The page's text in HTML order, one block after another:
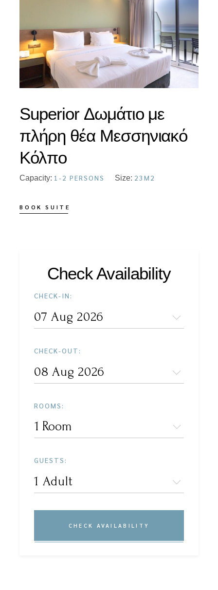
Superior Δωμάτιο με
πλήρη θέα Μεσσηνιακό
Κόλπο
Capacity: 1-2 PERSONS Size: 23M2
BOOK SUITE
Check Availability
CHECK-IN:
CHECK-OUT:
ROOMS:
1 Room
GUESTS:
CHECK AVAILABILITY